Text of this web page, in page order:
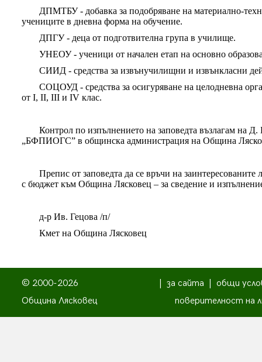
ДПМТБУ - добавка за подобряване на материално-
учениците в дневна форма на обучение.
ДПГУ - деца от подготвителна група в училище.
УНЕОУ - ученици от начален етап на основно
СИИД - средства за извънучилищни и извънкласни
СОЦОУД - средства за осигуряване на целодневна
от I, II, III и IV клас.
Контрол по изпълнението на заповедта възлагам на
„БФПИОГС” в общинска администрация на Община
Препис от заповедта да се връчи на
с бюджет към Община Лясковец – за сведение и
д-р Ив. Гецова /п/
Кмет на Община Лясковец
© 2000-2026
Община Лясковец
за сайта
общи
поверителност на